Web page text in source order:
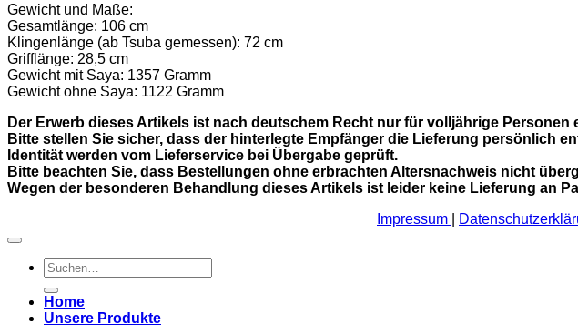
Gewicht und Maße:
Gesamtlänge: 106 cm
Klingenlänge (ab Tsuba gemessen): 72 cm
Grifflänge: 28,5 cm
Gewicht mit Saya: 1357 Gramm
Gewicht ohne Saya: 1122 Gramm
Der Erwerb dieses Artikels ist nach deutschem Recht nur für volljährige
Bitte stellen Sie sicher, dass der hinterlegte Empfänger die Lieferung persönlich
Identität werden vom Lieferservice bei Übergabe geprüft.
Bitte beachten Sie, dass Bestellungen ohne erbrachten Altersnachweis nicht
Wegen der besonderen Behandlung dieses Artikels ist leider keine Lieferung an
Impressum
Suchen
nach:
Home
Unsere Produkte